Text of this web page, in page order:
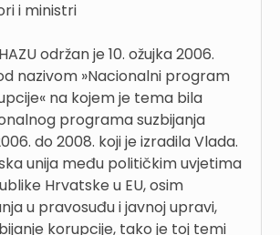
i ministri
održan je 10. ožujka 2006.
nazivom »Nacionalni program
na kojem je tema bila
programa suzbijanja
do 2008. koji je izradila Vlada.
unija među političkim uvjetima
Hrvatske u EU, osim
u pravosuđu i javnoj upravi,
korupcije, tako je toj temi